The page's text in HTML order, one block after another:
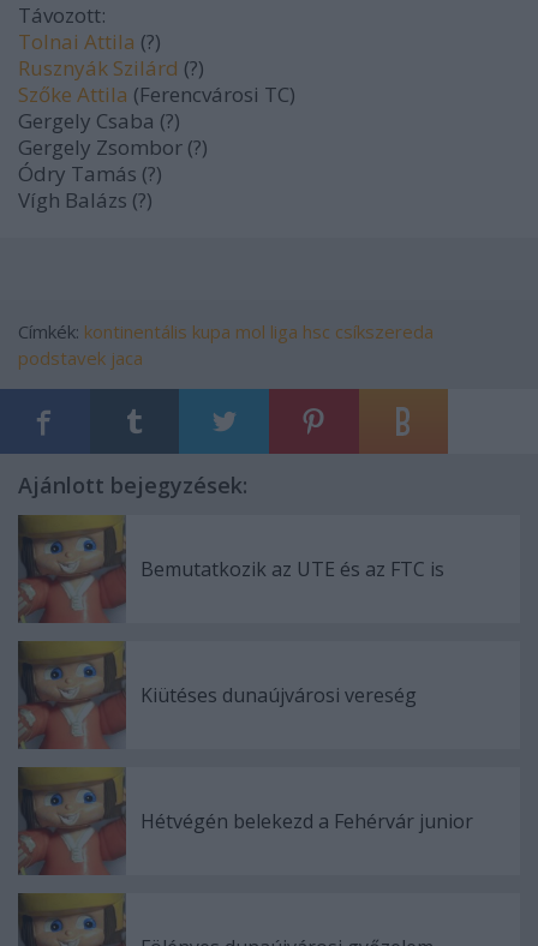
Távozott:
Tolnai Attila (?)
Rusznyák Szilárd (?)
Szőke Attila (Ferencvárosi TC)
Gergely Csaba (?)
Gergely Zsombor (?)
Ódry Tamás (?)
Vígh Balázs (?)
Címkék: kontinentális kupa mol liga hsc csíkszereda
podstavek jaca
Ajánlott bejegyzések:
Bemutatkozik az UTE és az FTC is
Kiütéses dunaújvárosi vereség
Hétvégén belekezd a Fehérvár junior